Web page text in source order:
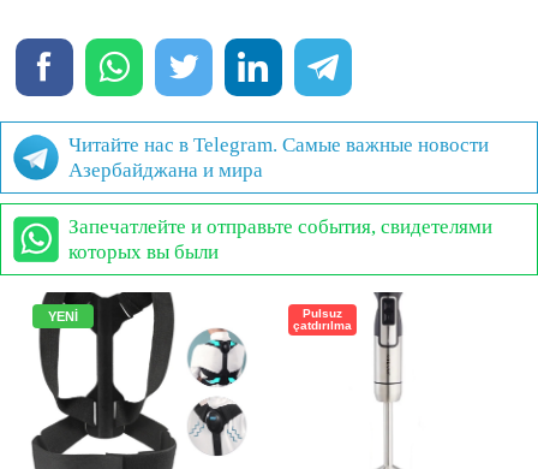
Читайте нас в Telegram. Самые важные новости
Азербайджана и мира
Запечатлейте и отправьте события, свидетелями
которых вы были